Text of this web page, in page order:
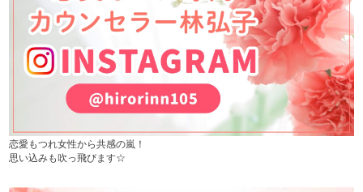
恋愛もつれ女性から共感の嵐！
思い込みも吹っ飛びます☆